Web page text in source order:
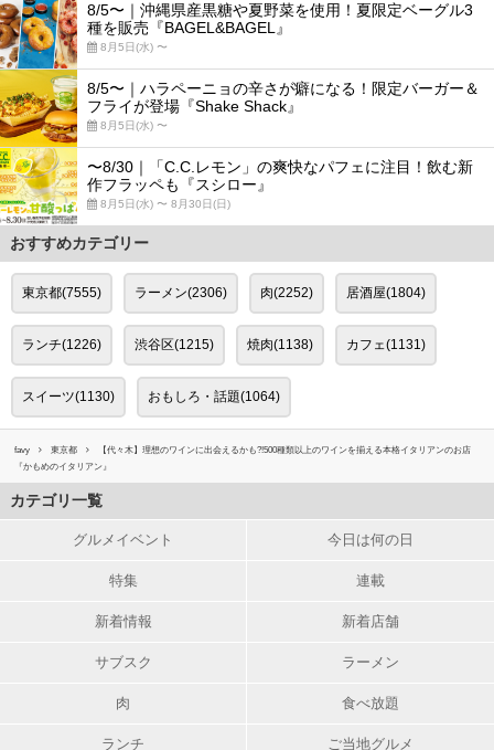
8/5〜｜沖縄県産黒糖や夏野菜を使用！夏限定ベーグル3
種を販売『BAGEL&BAGEL』
8月5日(水) 〜
8/5〜｜ハラペーニョの辛さが癖になる！限定バーガー＆
フライが登場『Shake Shack』
8月5日(水) 〜
〜8/30｜「C.C.レモン」の爽快なパフェに注目！飲む新
作フラッペも『スシロー』
8月5日(水) 〜 8月30日(日)
おすすめカテゴリー
東京都(7555) ラーメン(2306) 肉(2252) 居酒屋(1804)
ランチ(1226) 渋谷区(1215) 焼肉(1138) カフェ(1131)
スイーツ(1130) おもしろ・話題(1064)
favy 東京都
【代々木】理想のワインに出会えるかも?!500種類以上のワインを揃える本格イタリアンのお店
『かもめのイタリアン』
カテゴリ一覧
グルメイベント 今日は何の日
特集 連載
新着情報 新着店舗
サブスク ラーメン
肉 食べ放題
ランチ ご当地グルメ